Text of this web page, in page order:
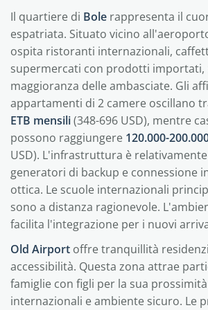
Il quartiere di Bole rappresenta il
espatriata. Situato vicino
ospita ristoranti internazionali,
supermercati con prodotti importati,
maggioranza delle ambasciate. Gli
appartamenti di 2 camere oscillano
ETB mensili(348-696 USD), mentre
possono raggiungere 120.000-
USD). L'infrastruttura è
generatori di backup e connessione
ottica. Le scuole internazionali
sono a distanza ragionevole.
facilita l'integrazione per i nuovi
Old Airport offre tranquillità
accessibilità. Questa zona attrae
famiglie con figli per la sua
internazionali e ambiente sicuro. Le